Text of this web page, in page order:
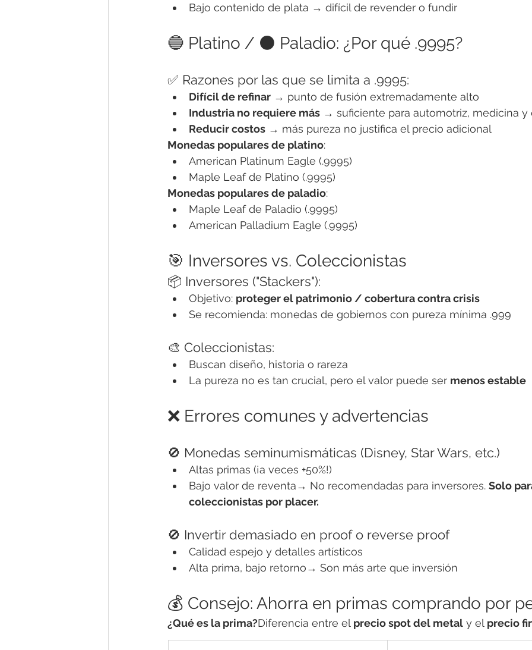
Bajo contenido de plata → difícil de revender o fundir
🔵 Platino / ⚫ Paladio: ¿Por qué .9995?
✅ Razones por las que se limita a .9995:
Difícil de refinar → punto de fusión extremadamente alto
Industria no requiere más → suficiente para automotriz, medicina y
Reducir costos → más pureza no justifica el precio adicional
Monedas populares de platino:
American Platinum Eagle (.9995)
Maple Leaf de Platino (.9995)
Monedas populares de paladio:
Maple Leaf de Paladio (.9995)
American Palladium Eagle (.9995)
🎯 Inversores vs. Coleccionistas
📦 Inversores ("Stackers"):
Objetivo: proteger el patrimonio / cobertura contra crisis
Se recomienda: monedas de gobiernos con pureza mínima .999
🎨 Coleccionistas:
Buscan diseño, historia o rareza
La pureza no es tan crucial, pero el valor puede ser menos estable
❌ Errores comunes y advertencias
🚫 Monedas seminumismáticas (Disney, Star Wars, etc.)
Altas primas (¡a veces +50%!)
Bajo valor de reventa→ No recomendadas para inversores. Solo
coleccionistas por placer.
🚫 Invertir demasiado en proof o reverse proof
Calidad espejo y detalles artísticos
Alta prima, bajo retorno→ Son más arte que inversión
💰 Consejo: Ahorra en primas comprando por
¿Qué es la prima?Diferencia entre el precio spot del metal y el precio